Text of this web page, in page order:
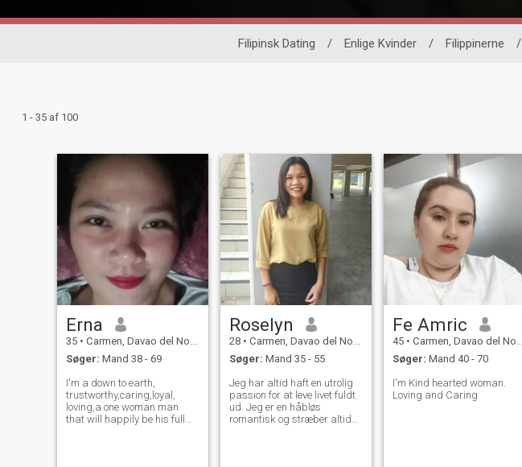
Filipinsk Dating / Enlige Kvinder / Filippinerne /
1 - 35 af 100
Erna
35 • Carmen, Davao del Norte, Filippinerne
Søger: Mand 38 - 69
I'm a down to earth,
trustworthy,caring,loyal,
loving,a one woman man
that will happily be his full
Roselyn
28 • Carmen, Davao del Norte, Filippinerne
Søger: Mand 35 - 55
Jeg har altid haft en utrolig
passion for at leve livet fuldt
ud. Jeg er en håbløs
romantisk og stræber altid
Fe Amric
45 • Carmen, Davao del Norte, Filippinerne
Søger: Mand 40 - 70
I'm Kind hearted woman.
Loving and Caring